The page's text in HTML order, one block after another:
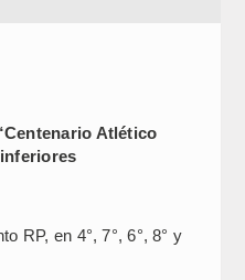
Atlético
RP, en 4°, 7°, 6°, 8° y